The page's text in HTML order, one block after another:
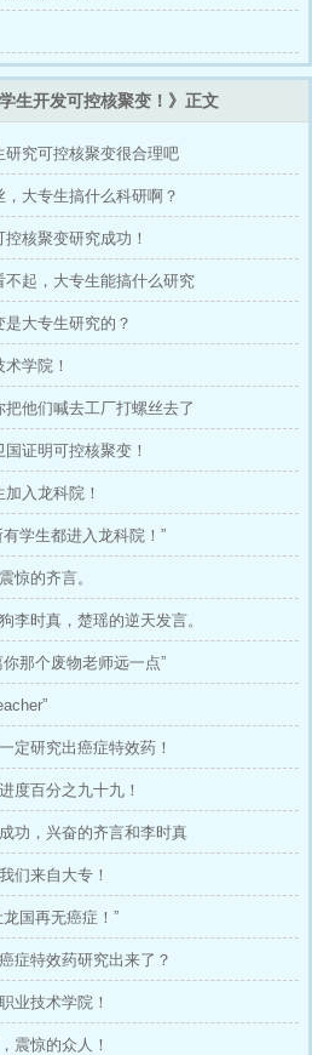
生开发可控核聚变！》正文
究可控核聚变很合理吧
大专生搞什么科研啊？
核聚变研究成功！
起，大专生能搞什么研究
大专生研究的？
学院！
他们喊去工厂打螺丝去了
证明可控核聚变！
入龙科院！
学生都进入龙科院！”
惊的齐言。
李时真，楚瑶的逆天发言。
那个废物老师远一点”
定研究出癌症特效药！
度百分之九十九！
功，兴奋的齐言和李时真
们来自大专！
国再无癌症！”
症特效药研究出来了？
业技术学院！
震惊的众人！